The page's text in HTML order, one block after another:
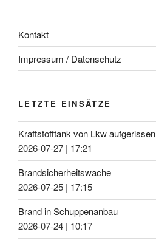
Kontakt
Impressum / Datenschutz
LETZTE EINSÄTZE
Kraftstofftank von Lkw aufgerissen
2026-07-27 | 17:21
Brandsicherheitswache
2026-07-25 | 17:15
Brand in Schuppenanbau
2026-07-24 | 10:17